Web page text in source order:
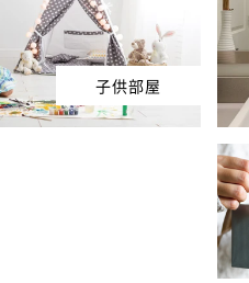
子供部屋